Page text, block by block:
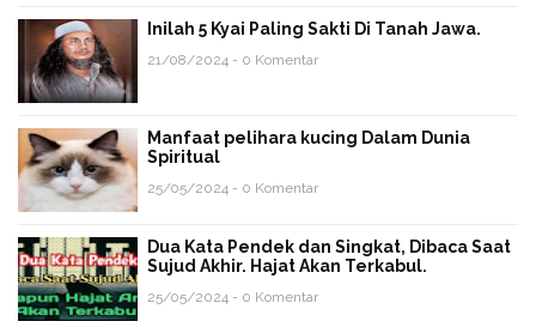
Inilah 5 Kyai Paling Sakti Di Tanah Jawa.
21/08/2024 - 0 Komentar
Manfaat pelihara kucing Dalam Dunia
Spiritual
25/05/2024 - 0 Komentar
Dua Kata Pendek dan Singkat, Dibaca Saat
Sujud Akhir. Hajat Akan Terkabul.
25/05/2024 - 0 Komentar